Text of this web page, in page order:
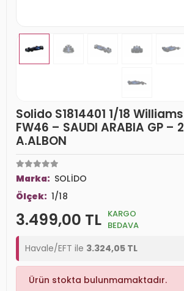
Solido S1814401 1/18
FW46 – SAUDI ARABIA GP –
A.ALBON
Marka: SOLİDO
Ölçek: 1/18
3.499,00 TL KARGO
BEDAVA
Havale/EFT ile 3.324,05 TL
Ürün stokta bulunmamaktadır.